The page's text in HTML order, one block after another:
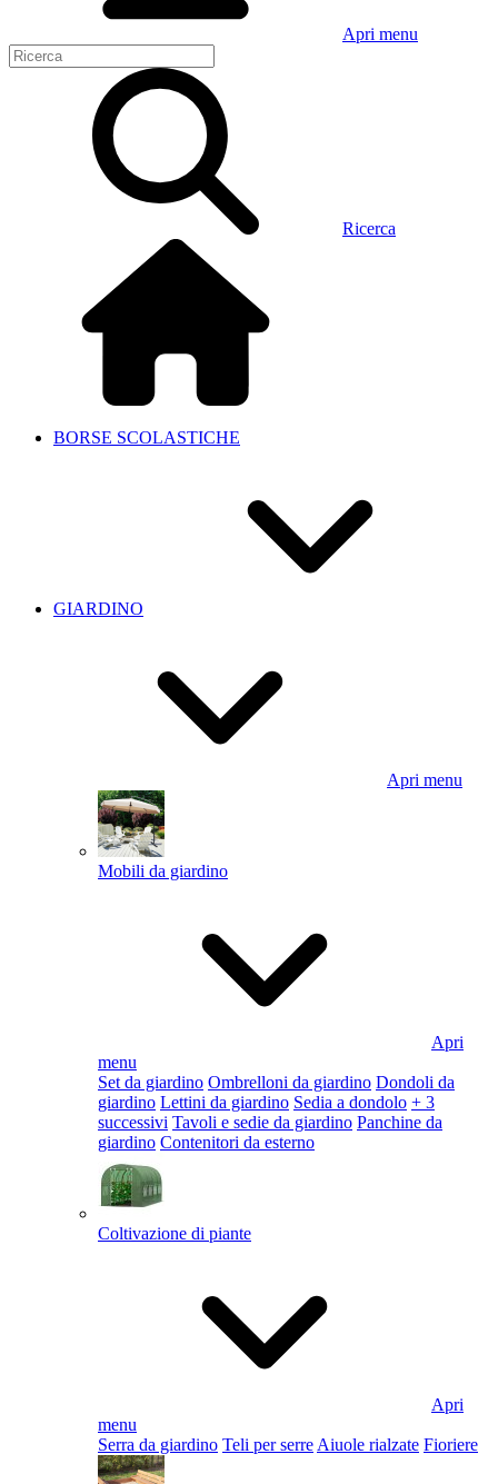
Apri menu
Ricerca
BORSE SCOLASTICHE
GIARDINO
Apri menu
Mobili da giardino
Apri
menu
Set da giardino Ombrelloni da giardino Dondoli da
giardino Lettini da giardino Sedia a dondolo + 3
successivi Tavoli e sedie da giardino Panchine da
giardino Contenitori da esterno
Coltivazione di piante
Apri
menu
Serra da giardino Teli per serre Aiuole rialzate Fioriere